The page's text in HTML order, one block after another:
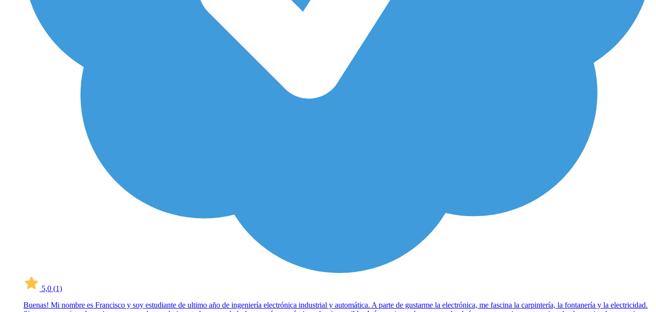
5,0 (1)
Buenas! Mi nombre es Francisco y soy estudiante de ultimo año de ingeniería electrónica industrial y automática. A parte de gustarme la electrónica, me fascina la carpintería, la fontanería y la electricidad.